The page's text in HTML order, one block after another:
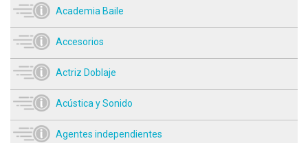
Academia Baile
Accesorios
Actriz Doblaje
Acústica y Sonido
Agentes independientes